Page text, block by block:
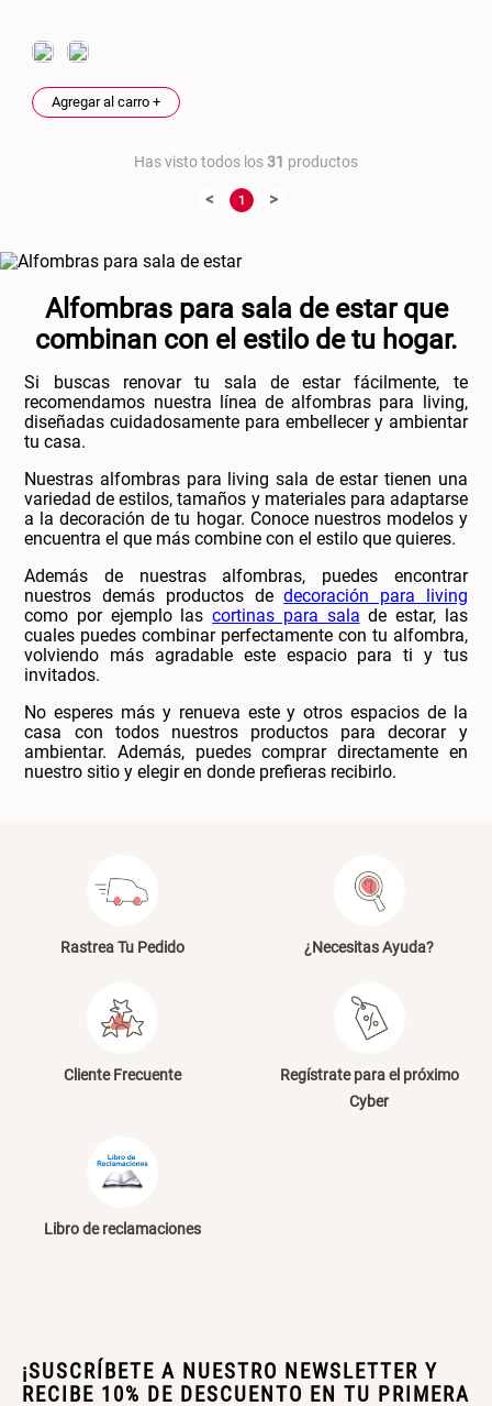
Agregar al carro +
Has visto todos los 31 productos
< 1 >
Alfombras para sala de estar que
combinan con el estilo de tu hogar.
Si buscas renovar tu sala de estar fácilmente, te
recomendamos nuestra línea de alfombras para living,
diseñadas cuidadosamente para embellecer y ambientar
tu casa.
Nuestras alfombras para living sala de estar tienen una
variedad de estilos, tamaños y materiales para adaptarse
a la decoración de tu hogar. Conoce nuestros modelos y
encuentra el que más combine con el estilo que quieres.
Además de nuestras alfombras, puedes encontrar
nuestros demás productos dedecoración para living
como por ejemplo lascortinas para sala de estar, las
cuales puedes combinar perfectamente con tu alfombra,
volviendo más agradable este espacio para ti y tus
invitados.
No esperes más y renueva este y otros espacios de la
casa con todos nuestros productos para decorar y
ambientar. Además, puedes comprar directamente en
nuestro sitio y elegir en donde prefieras recibirlo.
Rastrea Tu Pedido ¿Necesitas Ayuda?
Cliente Frecuente
Regístrate para el próximo
Cyber
Libro de reclamaciones
¡SUSCRÍBETE A NUESTRO NEWSLETTER Y
RECIBE 10% DE DESCUENTO EN TU PRIMERA